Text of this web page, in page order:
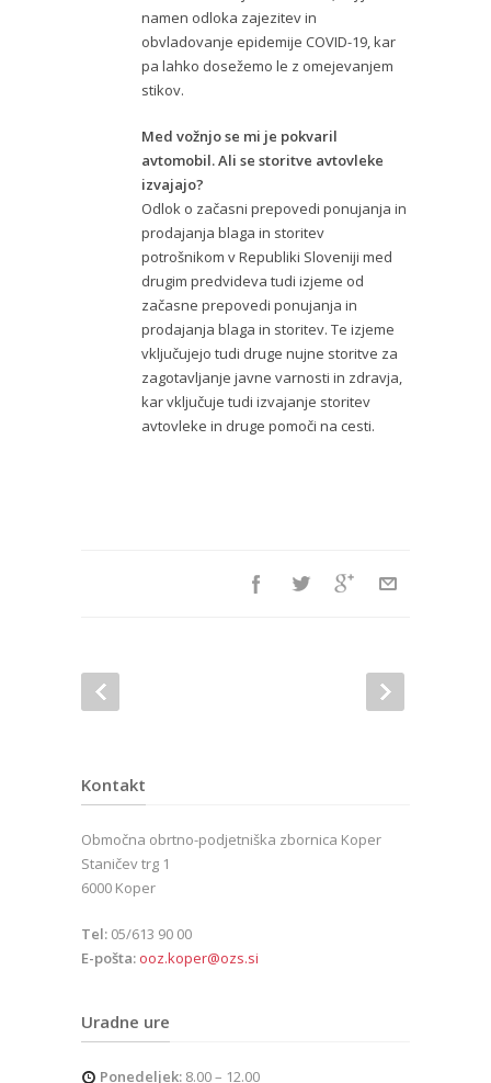
namen odloka zajezitev in
obvladovanje epidemije COVID-19, kar
pa lahko dosežemo le z omejevanjem
stikov.
Med vožnjo se mi je pokvaril
avtomobil. Ali se storitve avtovleke
izvajajo?
Odlok o začasni prepovedi ponujanja in
prodajanja blaga in storitev
potrošnikom v Republiki Sloveniji med
drugim predvideva tudi izjeme od
začasne prepovedi ponujanja in
prodajanja blaga in storitev. Te izjeme
vključujejo tudi druge nujne storitve za
zagotavljanje javne varnosti in zdravja,
kar vključuje tudi izvajanje storitev
avtovleke in druge pomoči na cesti.
Kontakt
Območna obrtno-podjetniška zbornica Koper
Staničev trg 1
6000 Koper
Tel: 05/613 90 00
E-pošta: ooz.koper@ozs.si
Uradne ure
Ponedeljek: 8.00 – 12.00